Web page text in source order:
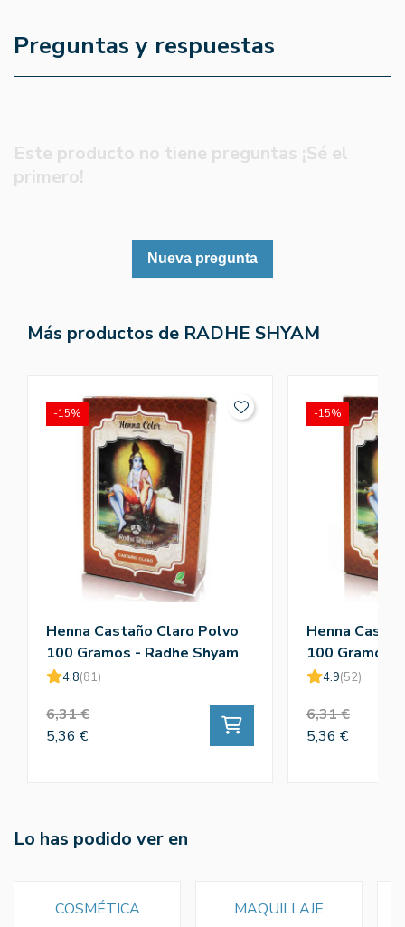
Preguntas y respuestas
Este producto no tiene preguntas ¡Sé el
primero!
Nueva pregunta
Más productos de RADHE SHYAM
Henna Castaño Claro Polvo
100 Gramos - Radhe Shyam
4.8(81)
6,31 €
5,36 €
-15%
Henna
100 Gramos
4.9(52)
6,31 €
5,36 €
-15%
Lo has podido ver en
COSMÉTICA MAQUILLAJE